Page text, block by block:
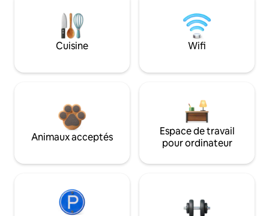
Cuisine Wifi
Animaux acceptés
Espace de travail
pour ordinateur